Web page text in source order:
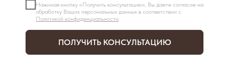
Нажимая кнопку «Получить консультацию», Вы даете согласие на
обработку Ваших персональных данных в соответствии с
Политикой конфиденциальности
ПОЛУЧИТЬ КОНСУЛЬТАЦИЮ